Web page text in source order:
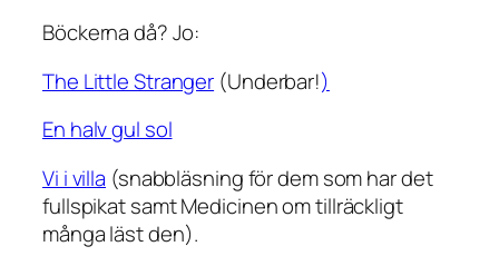
Böckerna då? Jo:
The Little Stranger (Underbar!)
En halv gul sol
Vi i villa (snabbläsning för dem som har det
fullspikat samt Medicinen om tillräckligt
många läst den).